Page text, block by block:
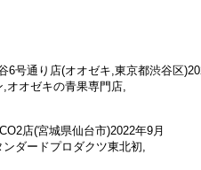
6号通り店(オオゼキ,東京都渋谷区
オオゼキの青果専門店,
店(宮城県仙台市)2022年9月
ダードプロダクツ東北初,